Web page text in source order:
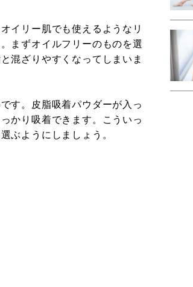
イリー肌でも使えるようなリ
まずオイルフリーのものを選
混ざりやすくなってしまいま
す。皮脂吸着パウダーが入っ
かり吸着できます。こういっ
ぶようにしましょう。